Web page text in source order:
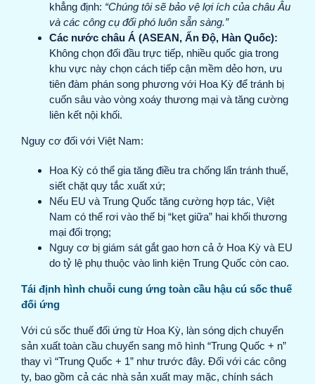
khẳng định: “Chúng tôi sẽ bảo vệ lợi ích của châu Âu
và các công cụ đối phó luôn sẵn sàng.”
Các nước châu Á (ASEAN, Ấn Độ, Hàn Quốc):
Không chọn đối đầu trực tiếp, nhiều quốc gia trong
khu vực này chọn cách tiếp cận mềm dẻo hơn, ưu
tiên đàm phán song phương với Hoa Kỳ để tránh bị
cuốn sâu vào vòng xoáy thương mại và tăng cường
liên kết nội khối.
Nguy cơ đối với Việt Nam:
Hoa Kỳ có thể gia tăng điều tra chống lẩn tránh thuế,
siết chặt quy tắc xuất xứ;
Nếu EU và Trung Quốc tăng cường hợp tác, Việt
Nam có thể rơi vào thế bị “kẹt giữa” hai khối thương
mại đối trọng;
Nguy cơ bị giám sát gắt gao hơn cả ở Hoa Kỳ và EU
do tỷ lệ phụ thuộc vào linh kiện Trung Quốc còn cao.
Tái định hình chuỗi cung ứng toàn cầu hậu cú sốc thuế
đối ứng
Với cú sốc thuế đối ứng từ Hoa Kỳ, làn sóng dịch chuyển
sản xuất toàn cầu chuyển sang mô hình “Trung Quốc + n”
thay vì “Trung Quốc + 1” như trước đây. Đối với các công
ty, bao gồm cả các nhà sản xuất may mặc, chính sách